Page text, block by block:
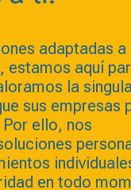
adaptadas a
estamos aquí
la
sus empresas
ello, nos
en todo